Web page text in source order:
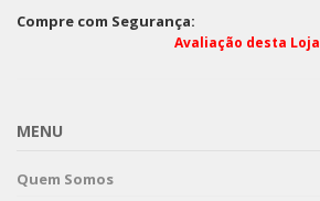
Compre com Segurança:
Avaliação desta Loja
MENU
Quem Somos